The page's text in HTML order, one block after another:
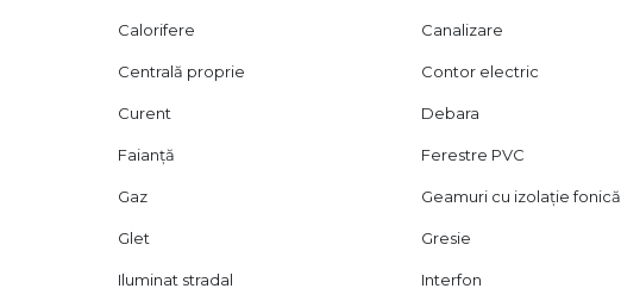
Calorifere Canalizare
Centrală proprie Contor electric
Curent Debara
Faianță Ferestre PVC
Gaz Geamuri cu izolație fonică
Glet Gresie
Iluminat stradal Interfon